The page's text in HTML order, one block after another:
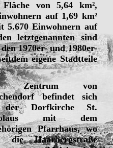
von 5,64 km²,
auf 1,69 km²
5.670 Einwohnern auf
letztgenannten sind
1970er- und 1980er-
eigene Stadtteile
Zentrum von
befindet sich
Dorfkirche St.
mit dem
Pfarrhaus, wo
Haarbergstraße